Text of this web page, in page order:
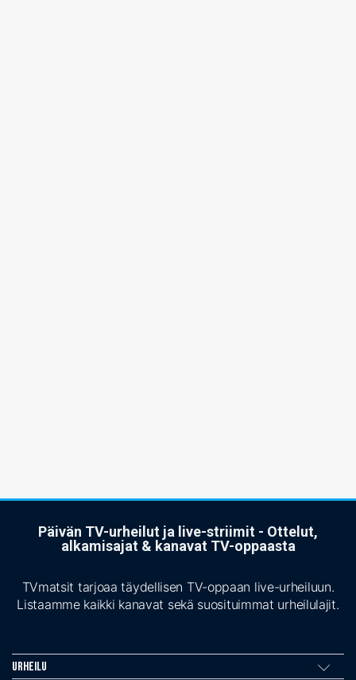
Päivän TV-urheilut ja live-striimit - Ottelut,
alkamisajat & kanavat TV-oppaasta
TVmatsit tarjoaa täydellisen TV-oppaan live-urheiluun.
Listaamme kaikki kanavat sekä suosituimmat urheilulajit.
Urheilu